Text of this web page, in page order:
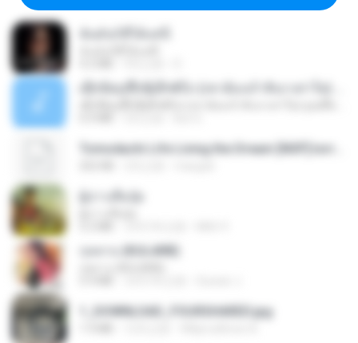
กุหลาบ (KULARB)
1_DOWNLOAD_FOURSHARED.jpg